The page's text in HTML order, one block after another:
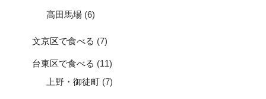
高田馬場 (6)
文京区で食べる (7)
台東区で食べる (11)
上野・御徒町 (7)